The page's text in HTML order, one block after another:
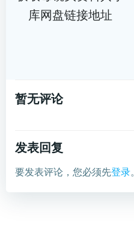
库网盘链接地址
暂无评论
发表回复
要发表评论，您必须先登录。